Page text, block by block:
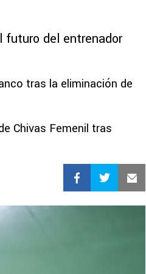
futuro del entrenador
tras la eliminación de
Chivas Femenil tras